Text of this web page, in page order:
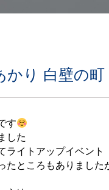
かり 白壁の町
す
した
ライトアップイベント
たところもありました